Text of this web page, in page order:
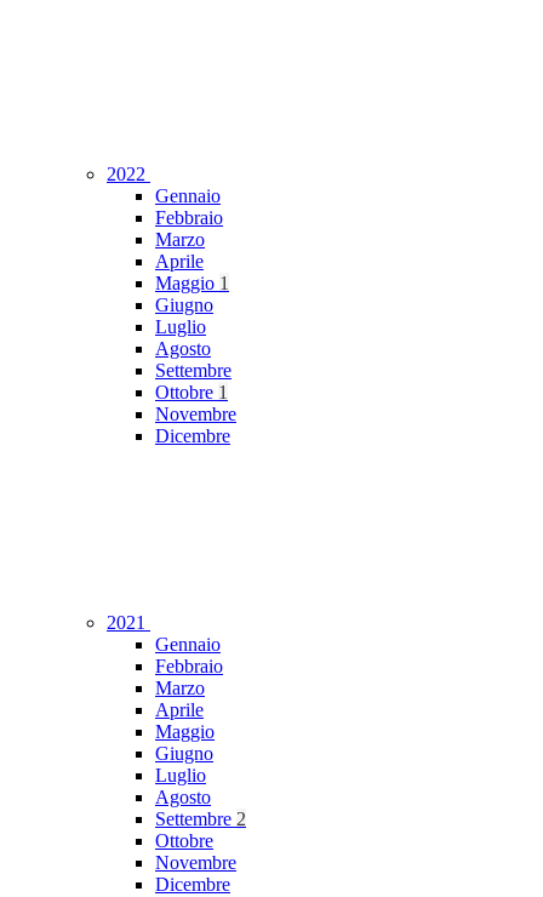
2022
Gennaio
Febbraio
Marzo
Aprile
Maggio 1
Giugno
Luglio
Agosto
Settembre
Ottobre 1
Novembre
Dicembre
2021
Gennaio
Febbraio
Marzo
Aprile
Maggio
Giugno
Luglio
Agosto
Settembre 2
Ottobre
Novembre
Dicembre